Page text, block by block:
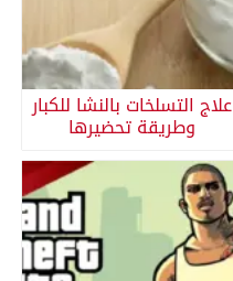
علاج التسلخات بالنشا للكبار
وطريقة تحضيرها